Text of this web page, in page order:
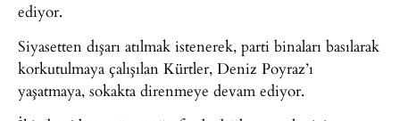
ediyor.
Siyasetten dışarı atılmak istenerek, parti binaları basılarak
korkutulmaya çalışılan Kürtler, Deniz Poyraz’ı
yaşatmaya, sokakta direnmeye devam ediyor.